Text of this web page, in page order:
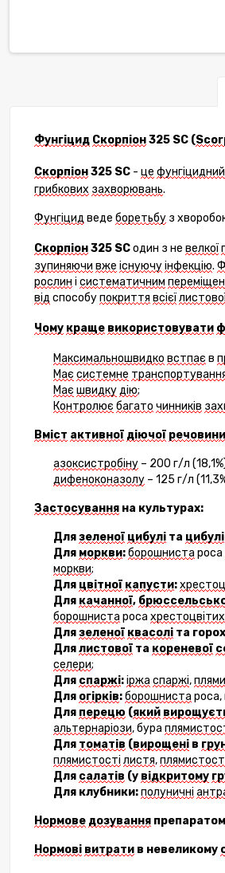
Фунгіцид Скорпіон325 SC (
Скорпіон325 SC - це фунгіцидний
грибкових захворювань.
Фунгіцид веде боретьбу з хвороб
Скорпіон325 SCодин з не велкої
зупиняючи вже існуючуінфекцію.
рослин і систематичним переміщ
від способупокриття всієї
Чому краще використовувати
Максимальношвидко встпає в
Має системне
Має швидкудію;
Контролює багато чинників
Вміст активної діючої речовини
азоксистробіну – 200 г/л
дифеноконазолу – 125 г/л
Застосування на культурах:
Длязеленої цибулі та цибулі
Для моркви:борошниста роса
моркви;
Для цвітної капусти:
Для качанної, брюссельськ
борошниста роса хрестоцвітих
Длязеленої квасолі та горох
Длялистової та кореневої
селери;
Для спаржі:іржа спаржі,
Для огірків:борошниста
Для перецю (який
альтернаріози, бура плямист
Для томатів (вирощені в
плямистості листя,плямист
Для салатів (у відкритому
Для клубники:полуничні
Нормове дозування
Нормові витрати в невеликому